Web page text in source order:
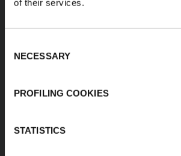
of their services.
Selection
NECESSARY
PROFILING COOKIES
STATISTICS